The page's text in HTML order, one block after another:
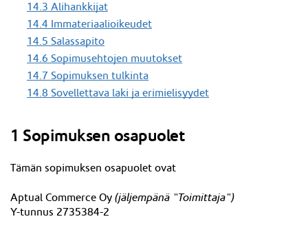
14.3 Alihankkijat
14.4 Immateriaalioikeudet
14.5 Salassapito
14.6 Sopimusehtojen muutokset
14.7 Sopimuksen tulkinta
14.8 Sovellettava laki ja erimielisyydet
1 Sopimuksen osapuolet
Tämän sopimuksen osapuolet ovat
Aptual Commerce Oy (jäljempänä "Toimittaja")
Y-tunnus 2735384-2